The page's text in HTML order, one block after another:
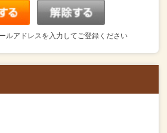
ルアドレスを入力してご登録ください